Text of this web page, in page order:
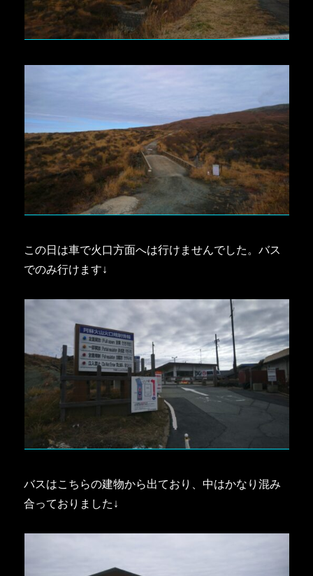
この日は車で火口方面へは行けませんでした。バス
でのみ行けます↓
バスはこちらの建物から出ており、中はかなり混み
合っておりました↓